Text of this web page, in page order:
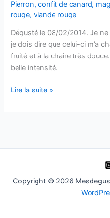
Pierron,confit de canard,
rouge,viande rouge
Dégusté le 08/02/2014. Je
je dois dire que celui-ci m’a
fruité et à la chaire très
belle intensité.
Buzet
Château
2009
Lire la suite »
Copyright © 2026